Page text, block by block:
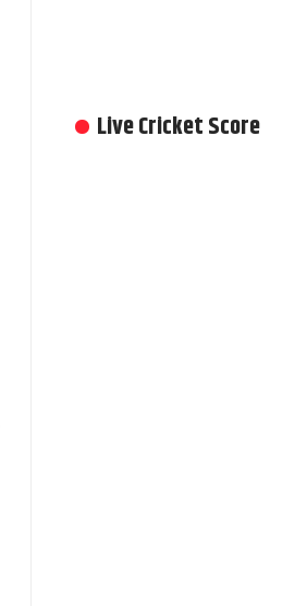
Live Cricket Score